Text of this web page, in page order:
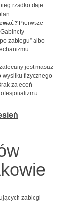
rzadko daje
Pierwsze
zabiegu” albo
jest masaż
fizycznego
zaleceń
zabiegi